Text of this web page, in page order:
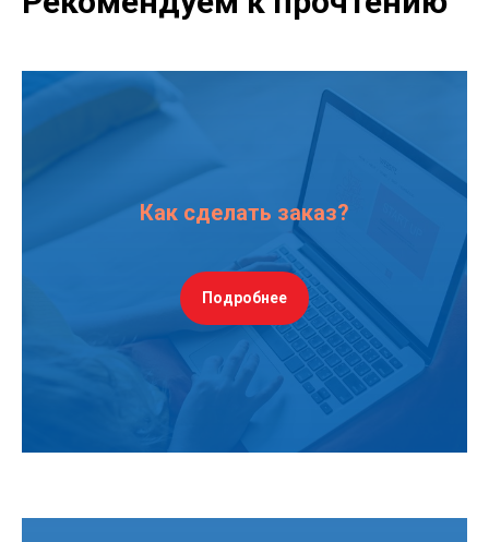
Как сделать заказ?
Подробнее